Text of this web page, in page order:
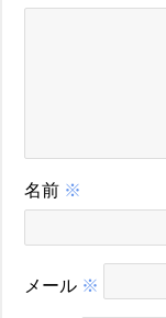
名前 ※
メール ※